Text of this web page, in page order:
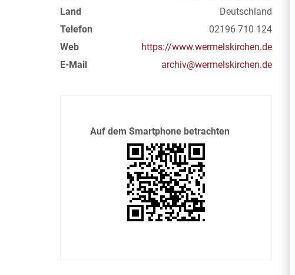
Land
Deutschland
Telefon
02196 710 124
Web
https://www.wermelskirchen.de
E-Mail
archiv@wermelskirchen.de
Auf dem Smartphone betrachten